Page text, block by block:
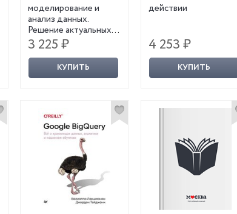
моделирование и
анализ данных.
Решение актуальных
задач с помощью
Microsoft Excel. 6-е
издание
3 225 ₽
КУПИТЬ
действии
4 253 ₽
КУПИТЬ